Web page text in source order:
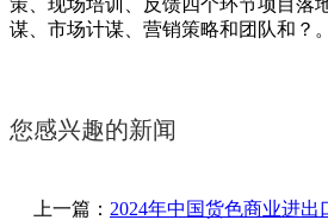
谋、市场计谋、营销策略和团队和？。
您感兴趣的新闻
上一篇： 2024年中国货色商业进出